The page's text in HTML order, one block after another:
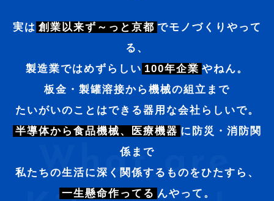
実は 創業以来ず～っと京都 でモノづくりやって
る、
製造業ではめずらしい 100年企業 やねん。
板金・製罐溶接から機械の組立まで
たいがいのことはできる器用な会社らしいで。
半導体から食品機械、医療機器 に防災・消防関
係まで
私たちの生活に深く関係するものをひたすら、
一生懸命作ってる んやって。